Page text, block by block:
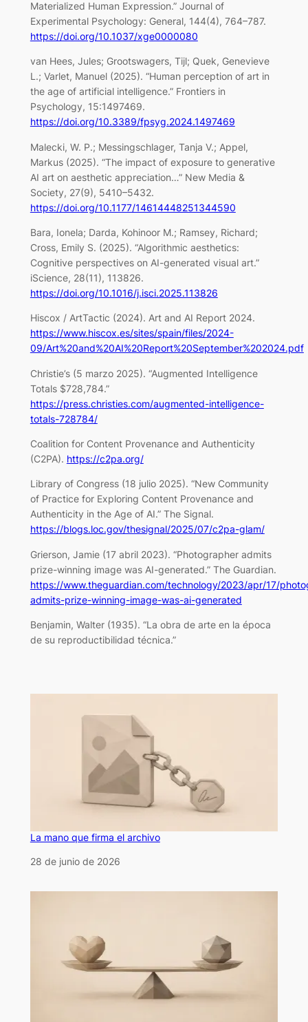
Materialized Human Expression.” Journal of
Experimental Psychology: General, 144(4), 764–787.
https://doi.org/10.1037/xge0000080
van Hees, Jules; Grootswagers, Tijl; Quek, Genevieve
L.; Varlet, Manuel (2025). “Human perception of art in
the age of artificial intelligence.” Frontiers in
Psychology, 15:1497469.
https://doi.org/10.3389/fpsyg.2024.1497469
Malecki, W. P.; Messingschlager, Tanja V.; Appel,
Markus (2025). “The impact of exposure to generative
AI art on aesthetic appreciation…” New Media &
Society, 27(9), 5410–5432.
https://doi.org/10.1177/14614448251344590
Bara, Ionela; Darda, Kohinoor M.; Ramsey, Richard;
Cross, Emily S. (2025). “Algorithmic aesthetics:
Cognitive perspectives on AI-generated visual art.”
iScience, 28(11), 113826.
https://doi.org/10.1016/j.isci.2025.113826
Hiscox / ArtTactic (2024). Art and AI Report 2024.
https://www.hiscox.es/sites/spain/files/2024-
09/Art%20and%20AI%20Report%20September%202024.pdf
Christie’s (5 marzo 2025). “Augmented Intelligence
Totals $728,784.”
https://press.christies.com/augmented-intelligence-
totals-728784/
Coalition for Content Provenance and Authenticity
(C2PA). https://c2pa.org/
Library of Congress (18 julio 2025). “New Community
of Practice for Exploring Content Provenance and
Authenticity in the Age of AI.” The Signal.
https://blogs.loc.gov/thesignal/2025/07/c2pa-glam/
Grierson, Jamie (17 abril 2023). “Photographer admits
prize-winning image was AI-generated.” The Guardian.
https://www.theguardian.com/technology/2023/apr/17/
admits-prize-winning-image-was-ai-generated
Benjamin, Walter (1935). “La obra de arte en la época
de su reproductibilidad técnica.”
La mano que firma el archivo
Fecha
28 de junio de 2026